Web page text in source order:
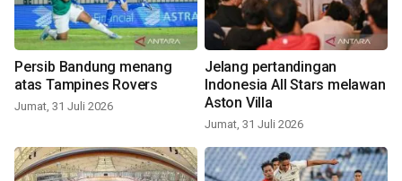
Persib Bandung menang
atas Tampines Rovers
Jumat, 31 Juli 2026
Jelang pertandingan
Indonesia All Stars melawan
Aston Villa
Jumat, 31 Juli 2026